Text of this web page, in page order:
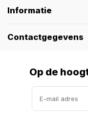
Informatie
Contactgegevens
Op de